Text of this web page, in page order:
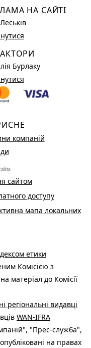
НА САЙТІ
Бурлаку
компаній
сайтом
доступу
мапа локальних
етики
Комісією з
матеріал до Комісії
регіональні видавці
WAN-IFRA
"Прес-служба",
на правах